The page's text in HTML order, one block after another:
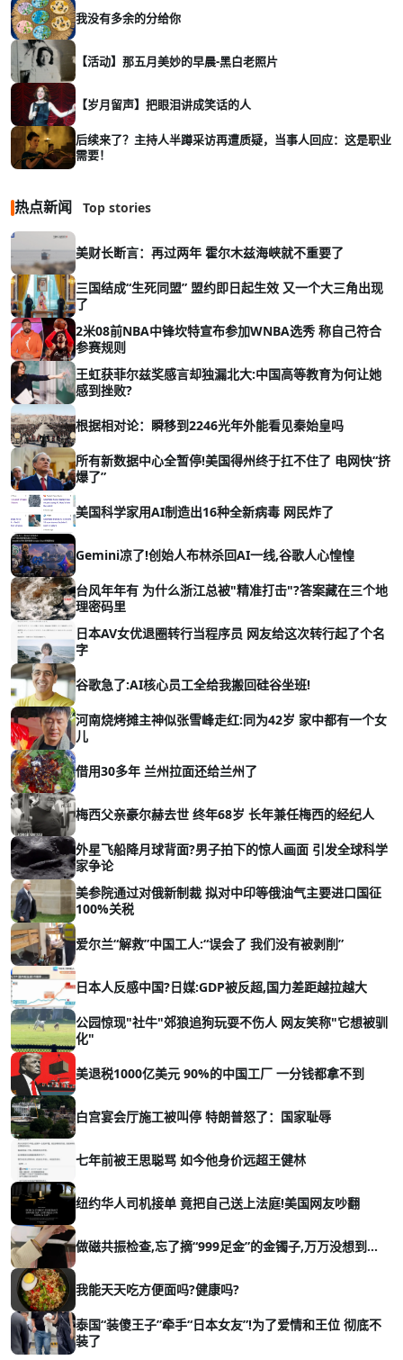
我没有多余的分给你
【活动】那五月美妙的早晨-黑白老照片
【岁月留声】把眼泪讲成笑话的人
后续来了？主持人半蹲采访再遭质疑，当事人回应：这是职业
需要！
热点新闻 Top stories
美财长断言：再过两年 霍尔木兹海峡就不重要了
三国结成“生死同盟” 盟约即日起生效 又一个大三角出现
了
2米08前NBA中锋坎特宣布参加WNBA选秀 称自己符合
参赛规则
王虹获菲尔兹奖感言却独漏北大:中国高等教育为何让她
感到挫败?
根据相对论：瞬移到2246光年外能看见秦始皇吗
所有新数据中心全暂停!美国得州终于扛不住了 电网快“挤
爆了”
美国科学家用AI制造出16种全新病毒 网民炸了
Gemini凉了!创始人布林杀回AI一线,谷歌人心惶惶
台风年年有 为什么浙江总被"精准打击"?答案藏在三个地
理密码里
日本AV女优退圈转行当程序员 网友给这次转行起了个名
字
谷歌急了:AI核心员工全给我搬回硅谷坐班!
河南烧烤摊主神似张雪峰走红:同为42岁 家中都有一个女
儿
借用30多年 兰州拉面还给兰州了
梅西父亲豪尔赫去世 终年68岁 长年兼任梅西的经纪人
外星飞船降月球背面?男子拍下的惊人画面 引发全球科学
家争论
美参院通过对俄新制裁 拟对中印等俄油气主要进口国征
100%关税
爱尔兰“解救”中国工人:“误会了 我们没有被剥削”
日本人反感中国?日媒:GDP被反超,国力差距越拉越大
公园惊现"社牛"郊狼追狗玩耍不伤人 网友笑称"它想被驯
化"
美退税1000亿美元 90%的中国工厂 一分钱都拿不到
白宫宴会厅施工被叫停 特朗普怒了：国家耻辱
七年前被王思聪骂 如今他身价远超王健林
纽约华人司机接单 竟把自己送上法庭!美国网友吵翻
做磁共振检查,忘了摘“999足金”的金镯子,万万没想到…
我能天天吃方便面吗?健康吗?
泰国“装傻王子”牵手“日本女友”!为了爱情和王位 彻底不
装了